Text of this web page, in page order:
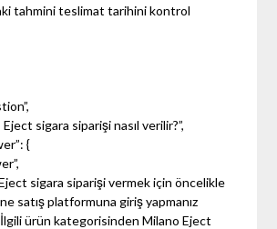
tahmini teslimat tarihini kontrol
Eject sigara siparişi nasıl verilir?”,
{
sigara siparişi vermek için öncelikle
satış platformuna giriş yapmanız
ürün kategorisinden Milano Eject